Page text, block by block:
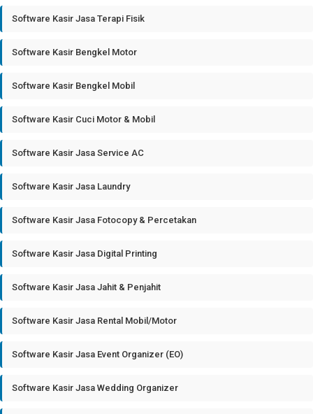
Software Kasir Jasa Terapi Fisik
Software Kasir Bengkel Motor
Software Kasir Bengkel Mobil
Software Kasir Cuci Motor & Mobil
Software Kasir Jasa Service AC
Software Kasir Jasa Laundry
Software Kasir Jasa Fotocopy & Percetakan
Software Kasir Jasa Digital Printing
Software Kasir Jasa Jahit & Penjahit
Software Kasir Jasa Rental Mobil/Motor
Software Kasir Jasa Event Organizer (EO)
Software Kasir Jasa Wedding Organizer